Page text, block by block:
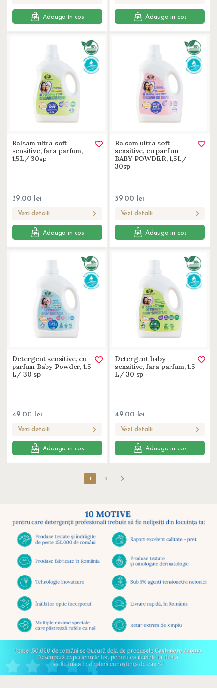
Adauga in cos Adauga in cos
Balsam ultra soft
sensitive, fara parfum,
1,5L/ 30sp
39.00 lei
Vezi detalii
Adauga in cos
Balsam ultra soft
sensitive, cu parfum
BABY POWDER, 1,5L/
30sp
39.00 lei
Vezi detalii
Adauga in cos
Detergent sensitive, cu
parfum Baby Powder, 1.5
L/ 30 sp
49.00 lei
Vezi detalii
Adauga in cos
Detergent baby
sensitive, fara parfum, 1.5
L/ 30 sp
49.00 lei
Vezi detalii
Adauga in cos
1 2